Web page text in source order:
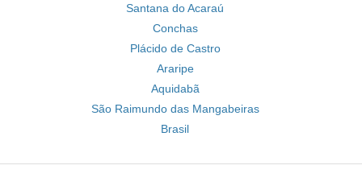
Santana do Acaraú
Conchas
Plácido de Castro
Araripe
Aquidabã
São Raimundo das Mangabeiras
Brasil